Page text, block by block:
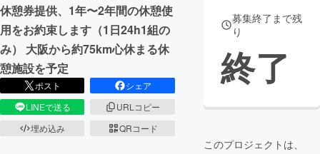
休憩券提供、1年〜2年間の休憩使
用をお約束します（1日24h1組の
み） 大阪から約75km心休まる休
憩施設を予定
ポスト
シェア
LINEで送る
URLコピー
埋め込み
QRコード
募集終了まで残
り
終了
このプロジェクトは、